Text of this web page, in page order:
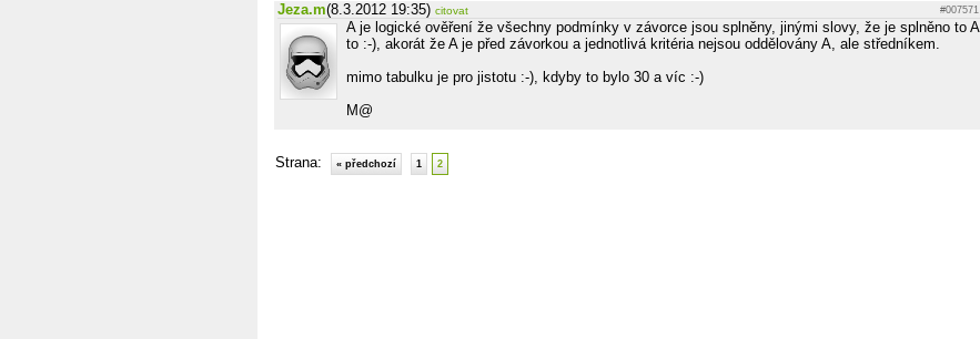
Jeza.m(8.3.2012 19:35) citovat #007571
A je logické ověření že všechny podmínky v závorce jsou splněny, jinými slovy, že je splněno to A
to :-), akorát že A je před závorkou a jednotlivá kritéria nejsou oddělovány A, ale středníkem.
mimo tabulku je pro jistotu :-), kdyby to bylo 30 a víc :-)
M@
Strana: « předchozí 1 2